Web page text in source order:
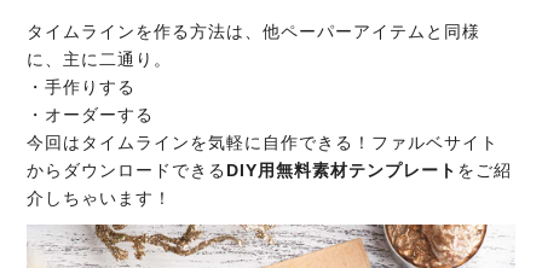
タイムラインを作る方法は、他ペーパーアイテムと同様
に、主に二通り。
・手作りする
・オーダーする
今回はタイムラインを気軽に自作できる！ファルベサイト
からダウンロードできる DIY用無料素材テンプレート をご紹
介しちゃいます！